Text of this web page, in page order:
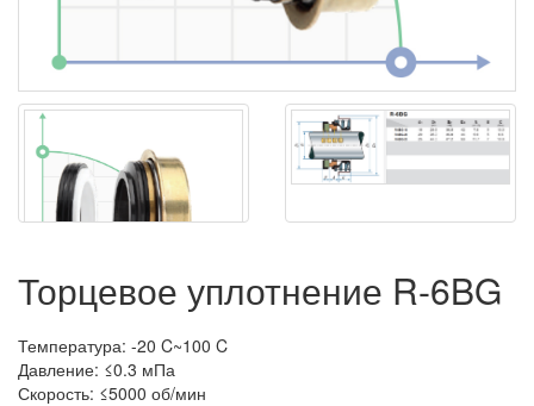
Торцевое уплотнение R-6BG
Температура: -20 C~100 C
Давление: ≤0.3 мПа
Скорость: ≤5000 об/мин